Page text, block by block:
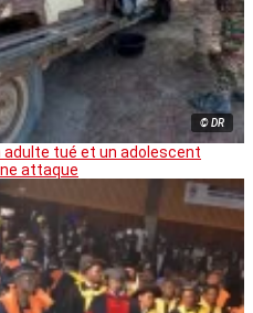
© DR
adulte tué et un adolescent
attaque